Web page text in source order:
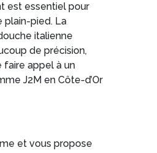
est essentiel pour
plain-pied. La
italienne
de précision,
faire appel à un
J2M en Côte-d’Or
et vous propose